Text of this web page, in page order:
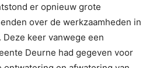
er opnieuw grote
over de werkzaamheden in
keer vanwege een
Deurne had gegeven voor